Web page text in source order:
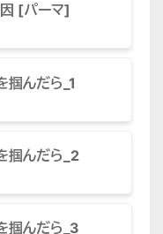
[パーマ]
掴んだら_1
掴んだら_2
掴んだら_3